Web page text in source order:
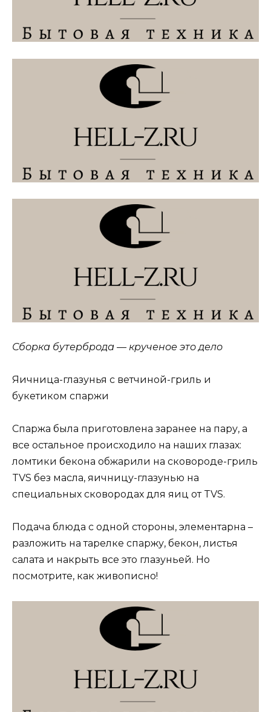
Сборка бутерброда — крученое это дело
Яичница-глазунья с ветчиной-гриль и
букетиком спаржи
Спаржа была приготовлена заранее на пару, а
все остальное происходило на наших глазах:
ломтики бекона обжарили на сковороде-гриль
TVS без масла, яичницу-глазунью на
специальных сковородах для яиц от TVS.
Подача блюда с одной стороны, элементарна –
разложить на тарелке спаржу, бекон, листья
салата и накрыть все это глазуньей. Но
посмотрите, как живописно!